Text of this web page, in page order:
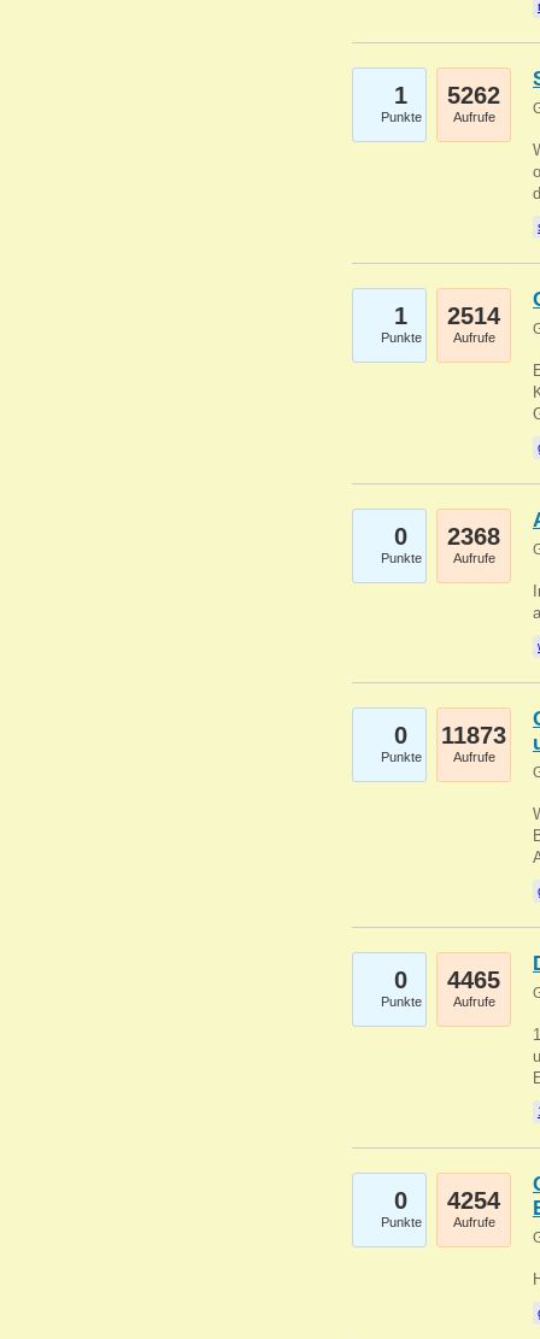
1
Punkte
5262
Aufrufe
1
Punkte
2514
Aufrufe
0
Punkte
2368
Aufrufe
0
Punkte
11873
Aufrufe
0
Punkte
4465
Aufrufe
0
Punkte
4254
Aufrufe